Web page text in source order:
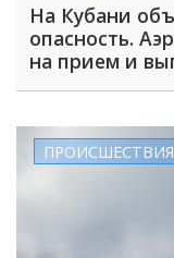
На Кубани
опасность.
на прием и
ПРОИСШЕСТВИЯ